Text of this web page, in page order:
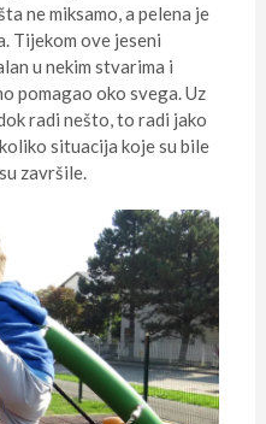
ne miksamo, a pelena je
Tijekom ove jeseni
u nekim stvarima i
pomagao oko svega. Uz
radi nešto, to radi jako
situacija koje su bile
završile.